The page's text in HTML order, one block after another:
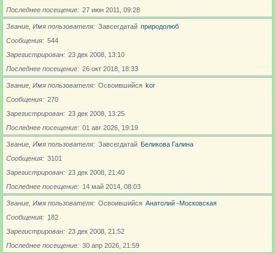
Последнее посещение
27 июн 2011, 09:28
Звание, Имя пользователя Завсегдатай природолюб
Сообщения
544
Зарегистрирован
23 дек 2008, 13:10
Последнее посещение
26 окт 2018, 18:33
Звание, Имя пользователя Освоившийся kor
Сообщения
270
Зарегистрирован
23 дек 2008, 13:25
Последнее посещение
01 авг 2026, 19:19
Звание, Имя пользователя Завсегдатай Беликова Галина
Сообщения
3101
Зарегистрирован
23 дек 2008, 21:40
Последнее посещение
14 май 2014, 08:03
Звание, Имя пользователя Освоившийся Анатолий -Московская
Сообщения
182
Зарегистрирован
23 дек 2008, 21:52
Последнее посещение
30 апр 2026, 21:59